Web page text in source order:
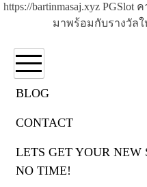
https://bartinmasaj.xyz
มาพร้อมกับรางวัลใ
BLOG
CONTACT
LETS GET YOUR
NO TIME!
Digital learning
68 ssru มหาวิทยาลัย